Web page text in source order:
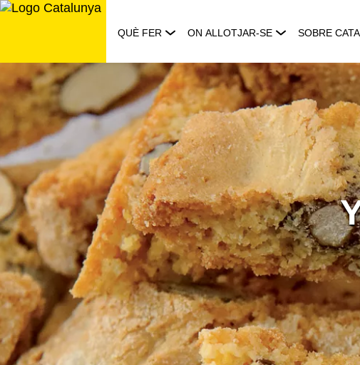
Saltar
QUÈ FER ON ALLOTJAR-SE SOBRE